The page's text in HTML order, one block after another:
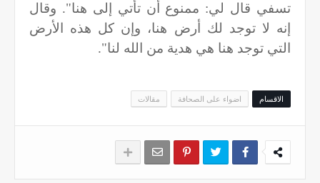
تسفي قال لي: ممنوع أن تأتي إلى هنا". وقال
إنه لا توجد لك أرض هنا، وإن كل هذه الأرض
التي توجد هنا هي هدية من الله لنا".
الاقسام اضواء على الصحافة مقالات